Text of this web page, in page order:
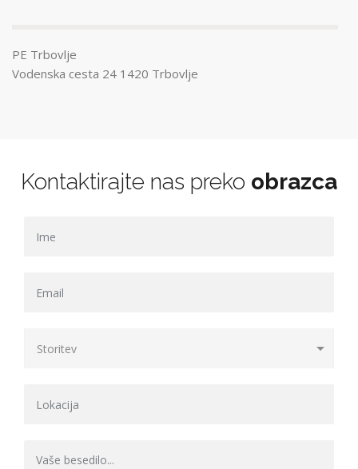
PE Trbovlje
Vodenska cesta 24 1420 Trbovlje
Kontaktirajte nas preko obrazca